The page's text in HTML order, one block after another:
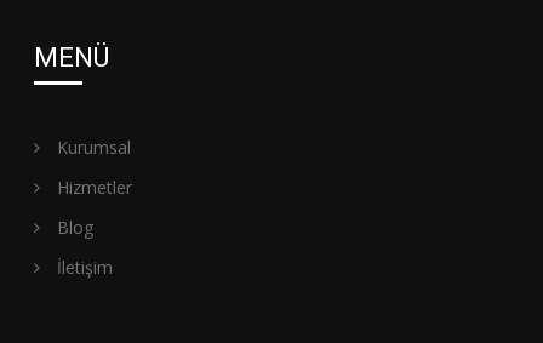
MENÜ
Kurumsal
Hizmetler
Blog
İletişim